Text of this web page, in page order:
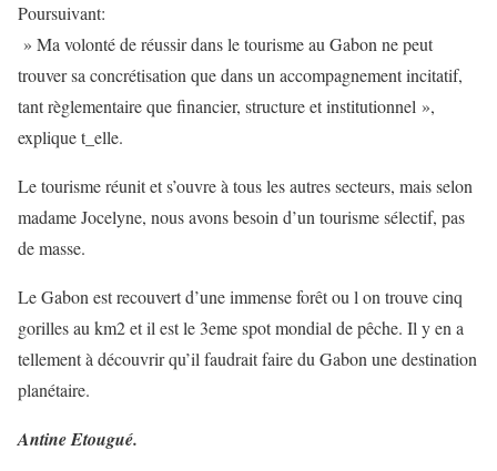
Poursuivant:
» Ma volonté de réussir dans le tourisme au Gabon ne peut
trouver sa concrétisation que dans un accompagnement incitatif,
tant règlementaire que financier, structure et institutionnel »,
explique t_elle.
Le tourisme réunit et s’ouvre à tous les autres secteurs, mais selon
madame Jocelyne, nous avons besoin d’un tourisme sélectif, pas
de masse.
Le Gabon est recouvert d’une immense forêt ou l on trouve cinq
gorilles au km2 et il est le 3eme spot mondial de pêche. Il y en a
tellement à découvrir qu’il faudrait faire du Gabon une destination
planétaire.
Antine Etougué.